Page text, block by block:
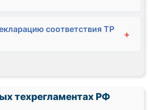
соответствия ТР
+
техрегламентах РФ